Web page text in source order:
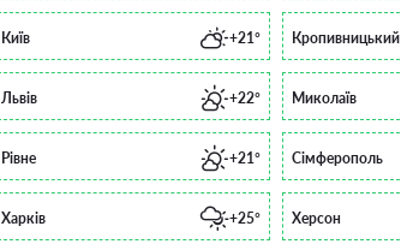
Київ +21° Кропивницький
Львів +22° Миколаїв
Рівне +21° Сімферополь
Харків +25° Херсон